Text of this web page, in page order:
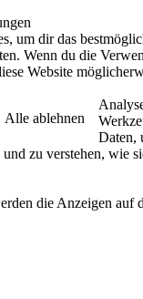
um dir das
Wenn du die
Website
Alle ablehnen
Daten,
und zu verstehen, wie
die Anzeigen auf